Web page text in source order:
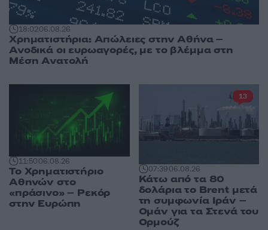
18:0206.08.26
Χρηματιστήρια: Απώλειες στην Αθήνα –
Ανοδικά οι ευρωαγορές, με το βλέμμα στη
Μέση Ανατολή
11:5006.08.26
Το Χρηματιστήριο
Αθηνών στο
«πράσινο» – Ρεκόρ
στην Ευρώπη
07:3906.08.26
Κάτω από τα 80
δολάρια το Brent μετά
τη συμφωνία Ιράν –
Ομάν για τα Στενά του
Ορμούζ
13